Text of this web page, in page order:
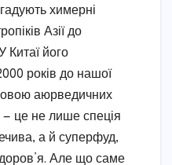
химерні
Азії до
Китаї його
років до нашої
аюрведичних
— це не лише спеція
а й суперфуд,
Але що саме